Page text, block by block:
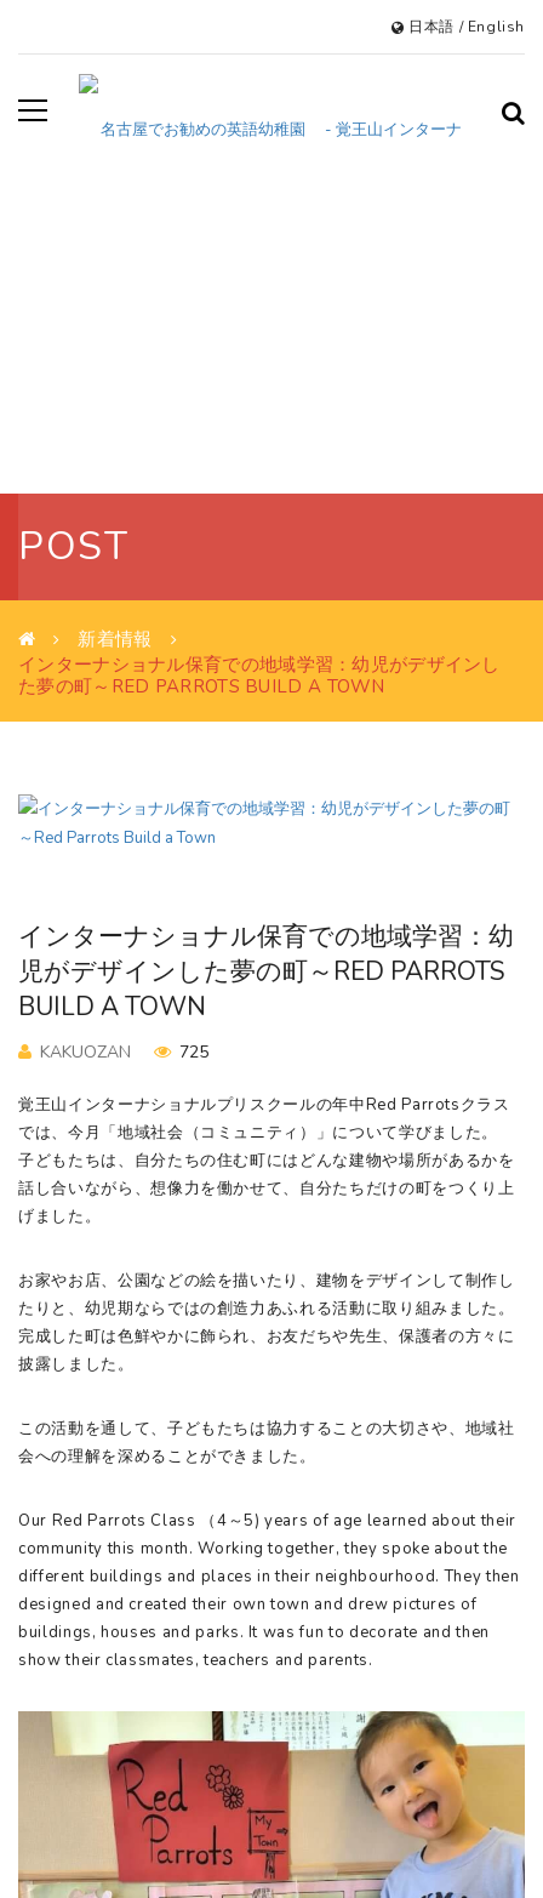
日本語 / English
POST
新着情報
インターナショナル保育での地域学習：幼児がデザインし
た夢の町～RED PARROTS BUILD A TOWN
インターナショナル保育での地域学習：幼
児がデザインした夢の町～RED PARROTS
BUILD A TOWN
KAKUOZAN 725
覚王山インターナショナルプリスクールの年中Red Parrotsクラス
では、今月「地域社会（コミュニティ）」について学びました。
子どもたちは、自分たちの住む町にはどんな建物や場所があるかを
話し合いながら、想像力を働かせて、自分たちだけの町をつくり上
げました。
お家やお店、公園などの絵を描いたり、建物をデザインして制作し
たりと、幼児期ならではの創造力あふれる活動に取り組みました。
完成した町は色鮮やかに飾られ、お友だちや先生、保護者の方々に
披露しました。
この活動を通して、子どもたちは協力することの大切さや、地域社
会への理解を深めることができました。
Our Red Parrots Class （4～5) years of age learned about their
community this month. Working together, they spoke about the
different buildings and places in their neighbourhood. They then
designed and created their own town and drew pictures of
buildings, houses and parks. It was fun to decorate and then
show their classmates, teachers and parents.